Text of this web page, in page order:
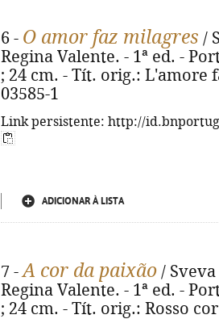
6 - O amor faz milagres /
Regina Valente. - 1ª ed. -
; 24 cm. - Tít. orig.: L'amore
03585-1
Link persistente: http://
ADICIONAR À LISTA
7 -A cor da paixão /
Regina Valente. - 1ª ed. -
; 24 cm. - Tít. orig.: Rosso